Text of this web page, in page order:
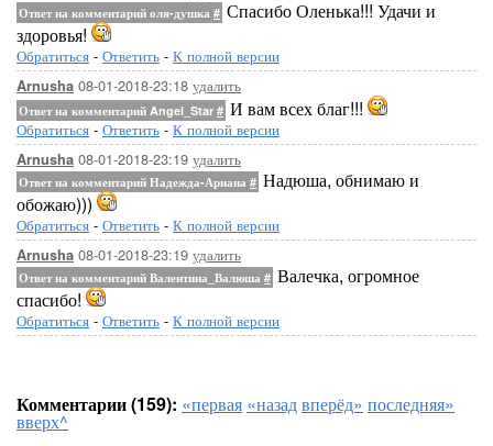
Ответ на комментарий оля-душка # Спасибо Оленька!!! Удачи и
здоровья!
Обратиться - Ответить - К полной версии
Arnusha 08-01-2018-23:18 удалить
Ответ на комментарий Angel_Star # И вам всех благ!!!
Обратиться - Ответить - К полной версии
Arnusha 08-01-2018-23:19 удалить
Ответ на комментарий Надежда-Ариана # Надюша, обнимаю и
обожаю)))
Обратиться - Ответить - К полной версии
Arnusha 08-01-2018-23:19 удалить
Ответ на комментарий Валентина_Валюша # Валечка, огромное
спасибо!
Обратиться - Ответить - К полной версии
Комментарии (159): «первая «назадвперёд» последняя»
вверх^